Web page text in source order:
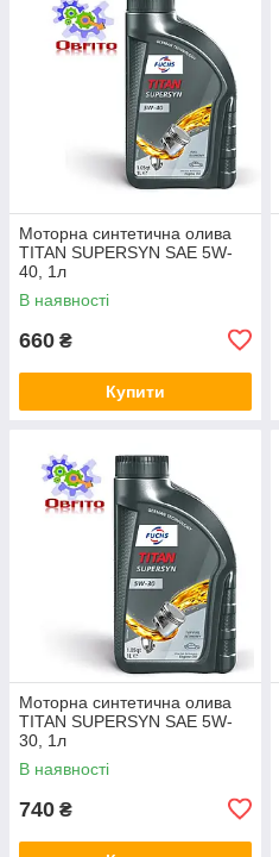
Моторна синтетична олива
TITAN SUPERSYN SAE 5W-
40, 1л
В наявності
660 ₴
Купити
Моторна синтетична олива
TITAN SUPERSYN SAE 5W-
30, 1л
В наявності
740 ₴